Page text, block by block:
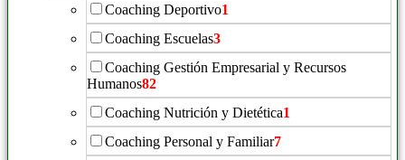
Coaching Deportivo1
Coaching Escuelas3
Coaching Gestión Empresarial y Recursos
Humanos82
Coaching Nutrición y Dietética1
Coaching Personal y Familiar7